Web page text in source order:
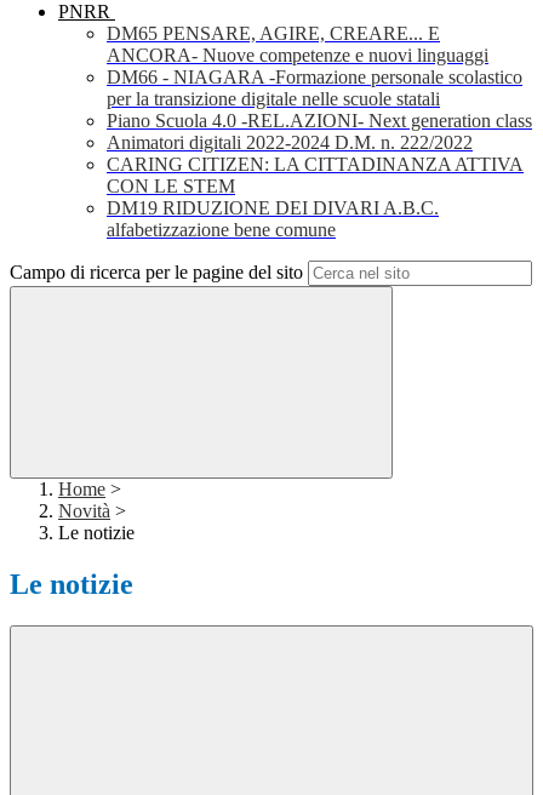
PNRR
DM65 PENSARE, AGIRE, CREARE... E
ANCORA- Nuove competenze e nuovi linguaggi
DM66 - NIAGARA -Formazione personale scolastico
per la transizione digitale nelle scuole statali
Piano Scuola 4.0 -REL.AZIONI- Next generation class
Animatori digitali 2022-2024 D.M. n. 222/2022
CARING CITIZEN: LA CITTADINANZA ATTIVA
CON LE STEM
DM19 RIDUZIONE DEI DIVARI A.B.C.
alfabetizzazione bene comune
Campo di ricerca per le pagine del sito
Home >
Novità >
Le notizie
Le notizie